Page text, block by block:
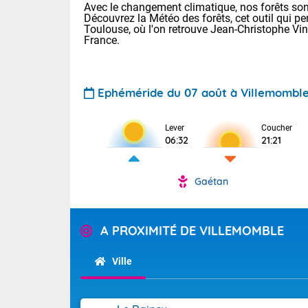
Pour la
Tendance
Avec le changement climatique, nos forêts
Découvrez la Météo des forêts, cet outil qui
Toulouse, où l'on retrouve Jean-Christophe
France.
Ephéméride du 07 août à Villemomble
Lever
06:32
Coucher
21:21
Gaétan
A PROXIMITÉ DE VILLEMOMBLE
Ville
Voici les
: 18/25 Paris
Clermont-
Lille : 18/26
Cet après-
Calme,
territoire.
mistral